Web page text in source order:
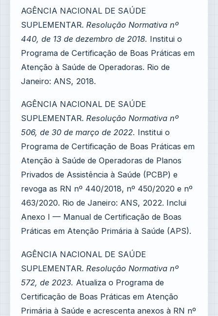
AGÊNCIA NACIONAL DE SAÚDE
SUPLEMENTAR. Resolução Normativa nº
440, de 13 de dezembro de 2018. Institui o
Programa de Certificação de Boas Práticas em
Atenção à Saúde de Operadoras. Rio de
Janeiro: ANS, 2018.
AGÊNCIA NACIONAL DE SAÚDE
SUPLEMENTAR. Resolução Normativa nº
506, de 30 de março de 2022. Institui o
Programa de Certificação de Boas Práticas em
Atenção à Saúde de Operadoras de Planos
Privados de Assistência à Saúde (PCBP) e
revoga as RN nº 440/2018, nº 450/2020 e nº
463/2020. Rio de Janeiro: ANS, 2022. Inclui
Anexo I — Manual de Certificação de Boas
Práticas em Atenção Primária à Saúde (APS).
AGÊNCIA NACIONAL DE SAÚDE
SUPLEMENTAR. Resolução Normativa nº
572, de 2023. Atualiza o Programa de
Certificação de Boas Práticas em Atenção
Primária à Saúde e acrescenta anexos à RN nº